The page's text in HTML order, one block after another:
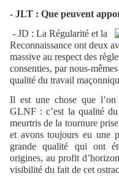
- JLT : Que peuvent
- JD : La Régularité et la
Reconnaissance ont deux
massive au respect des
consenties, par nous-
qualité du travail
Il est une chose que
GLNF : c’est la qualité
meurtris de la tournure
et avons toujours eu une
grande qualité qui ont
origines, au profit
visibilité du fait de cet